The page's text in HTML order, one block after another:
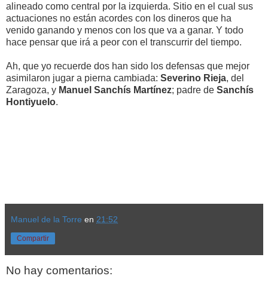
alineado como central por la izquierda. Sitio en el cual sus
actuaciones no están acordes con los dineros que ha
venido ganando y menos con los que va a ganar. Y todo
hace pensar que irá a peor con el transcurrir del tiempo.
Ah, que yo recuerde dos han sido los defensas que mejor
asimilaron jugar a pierna cambiada: Severino Rieja, del
Zaragoza, y Manuel Sanchís Martínez; padre de Sanchís
Hontiyuelo.
Manuel de la Torre en 21:52
Compartir
No hay comentarios: